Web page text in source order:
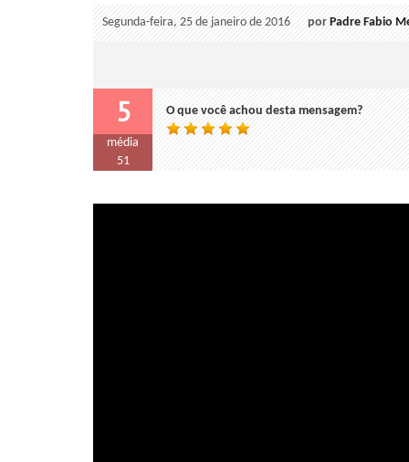
Segunda-feira, 25 de janeiro de 2016 porPadre Fabio
5
média
51
O que você achou desta mensagem?